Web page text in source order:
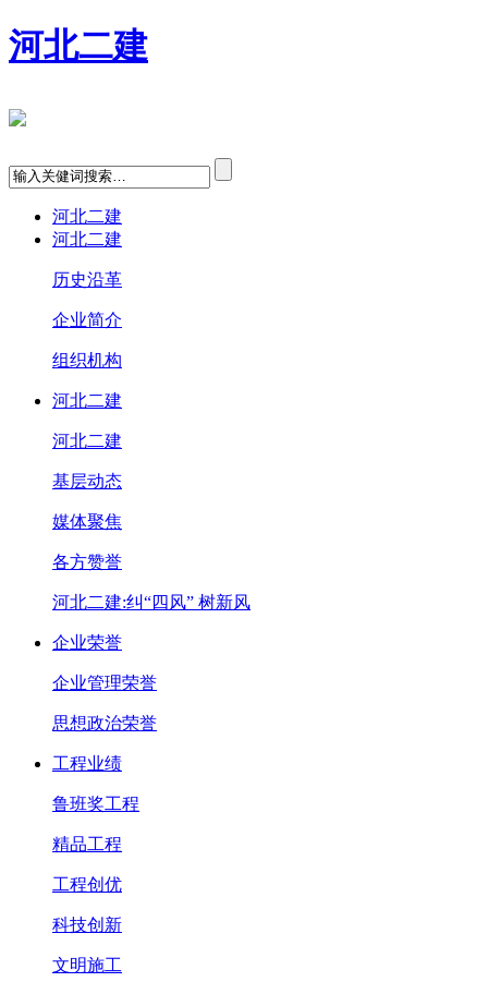
河北二建
河北二建
河北二建
历史沿革
企业简介
组织机构
河北二建
河北二建
基层动态
媒体聚焦
各方赞誉
河北二建:纠“四风” 树新风
企业荣誉
企业管理荣誉
思想政治荣誉
工程业绩
鲁班奖工程
精品工程
工程创优
科技创新
文明施工